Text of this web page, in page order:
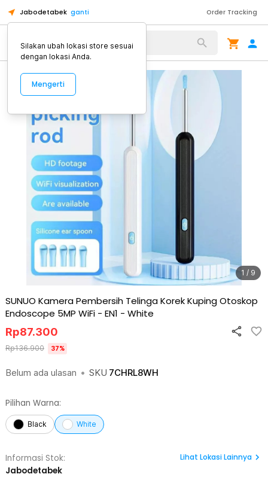
Jabodetabek ganti Order Tracking
Alat Kopi
1 / 9
SUNUO Kamera Pembersih Telinga Korek Kuping Otoskop
Endoscope 5MP WiFi - EN1 - White
Belum ada ulasan • SKU 7CHRL8WH
Rp87.300
Rp136.900 37%
Pilihan Warna:
Black White
Informasi Stok:
Jabodetabek
Lihat Lokasi Lainnya
Silakan ubah lokasi store sesuai
dengan lokasi Anda.
Mengerti